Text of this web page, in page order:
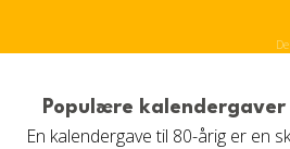
Populære
En kalendergave til 80-årig er en